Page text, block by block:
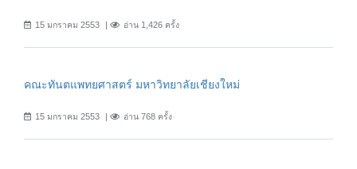
15 มกราคม 2553 อ่าน 1,426 ครั้ง
คณะทันตแพทยศาสตร์ มหาวิทยาลัยเชียงใหม่
15 มกราคม 2553 อ่าน 768 ครั้ง